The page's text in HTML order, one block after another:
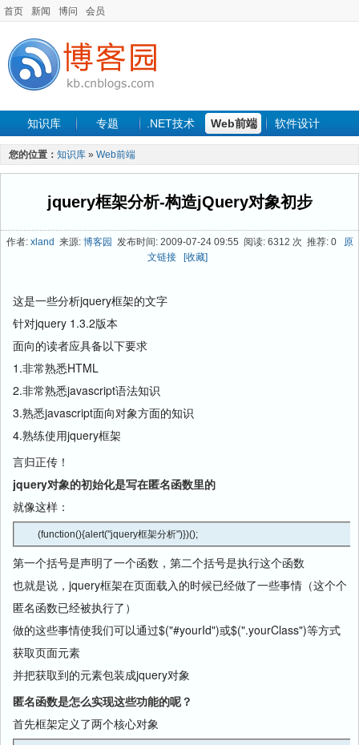
首页 新闻 博问 会员
知识库 专题 .NET技术 Web前端 软件设计
手机开发 软件工程
最新文章
您的位置： 知识库 » Web前端
jquery框架分析-构造jQuery对象初步
作者: xland 来源: 博客园 发布时间: 2009-07-24 09:55 阅读: 6312 次 推荐: 0
原
文链接
[收藏]
这是一些分析jquery框架的文字
针对jquery 1.3.2版本
面向的读者应具备以下要求
1.非常熟悉HTML
2.非常熟悉javascript语法知识
3.熟悉javascript面向对象方面的知识
4.熟练使用jquery框架
言归正传！
jquery对象的初始化是写在匿名函数里的
就像这样：
(function(){alert("jquery框架分析")})();
第一个括号是声明了一个函数，第二个括号是执行这个函数
也就是说，jquery框架在页面载入的时候已经做了一些事情（这个个
匿名函数已经被执行了）
做的这些事情使我们可以通过$("#yourId")或$(".yourClass")等方式
获取页面元素
并把获取到的元素包装成jquery对象
匿名函数是怎么实现这些功能的呢？
首先框架定义了两个核心对象